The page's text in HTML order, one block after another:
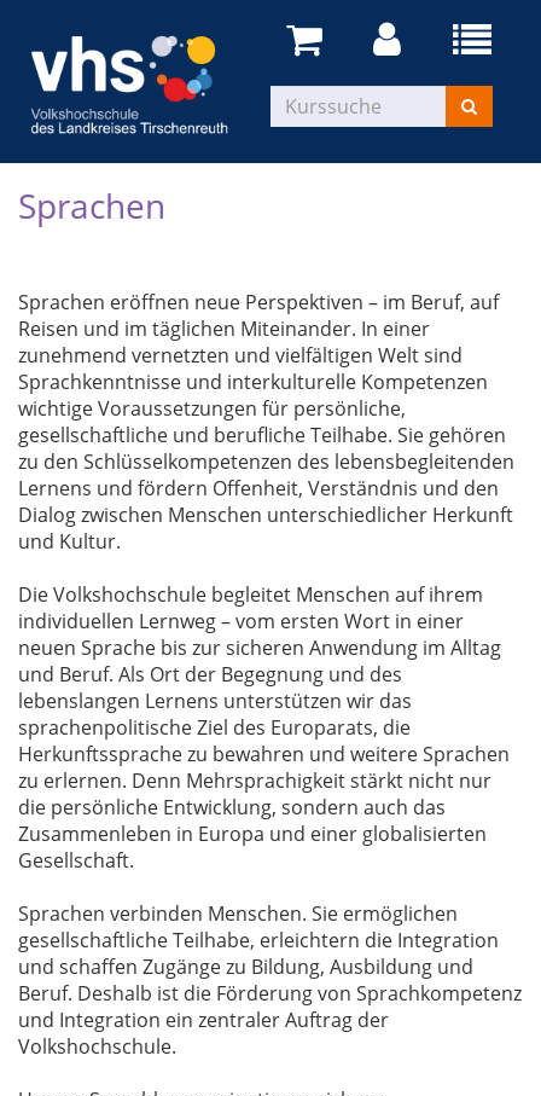
Sprachen
Sprachen eröffnen neue Perspektiven – im Beruf, auf
Reisen und im täglichen Miteinander. In einer
zunehmend vernetzten und vielfältigen Welt sind
Sprachkenntnisse und interkulturelle Kompetenzen
wichtige Voraussetzungen für persönliche,
gesellschaftliche und berufliche Teilhabe. Sie gehören
zu den Schlüsselkompetenzen des lebensbegleitenden
Lernens und fördern Offenheit, Verständnis und den
Dialog zwischen Menschen unterschiedlicher Herkunft
und Kultur.
Die Volkshochschule begleitet Menschen auf ihrem
individuellen Lernweg – vom ersten Wort in einer
neuen Sprache bis zur sicheren Anwendung im Alltag
und Beruf. Als Ort der Begegnung und des
lebenslangen Lernens unterstützen wir das
sprachenpolitische Ziel des Europarats, die
Herkunftssprache zu bewahren und weitere Sprachen
zu erlernen. Denn Mehrsprachigkeit stärkt nicht nur
die persönliche Entwicklung, sondern auch das
Zusammenleben in Europa und einer globalisierten
Gesellschaft.
Sprachen verbinden Menschen. Sie ermöglichen
gesellschaftliche Teilhabe, erleichtern die Integration
und schaffen Zugänge zu Bildung, Ausbildung und
Beruf. Deshalb ist die Förderung von Sprachkompetenz
und Integration ein zentraler Auftrag der
Volkshochschule.